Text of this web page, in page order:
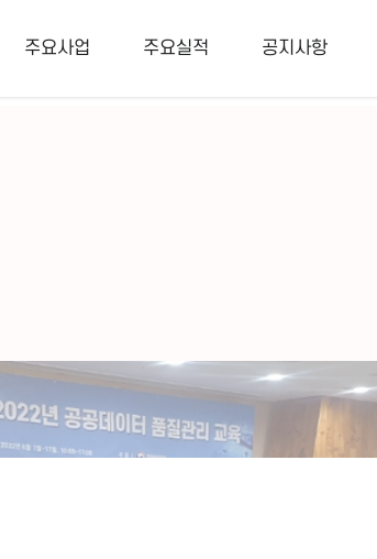
주요사업 주요실적 공지사항